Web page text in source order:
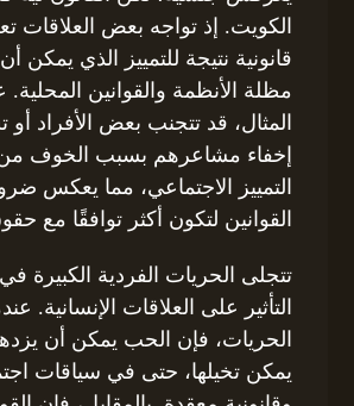
الكويت. إذ تواجه بعض العلاقات
قانونية نتيجة للتمييز الذي
مظلة الأنظمة والقوانين
المثال، قد تتجنب بعض الأفراد
إخفاء مشاعرهم بسبب الخوف من
التمييز الاجتماعي، مما يعكس
القوانين لتكون أكثر توافقًا مع
تتجلى الحريات الفردية الكبيرة
التأثير على العلاقات الإنسانية.
الحريات، فإن الحب يمكن أن
يمكن تخيلها، حتى في سياقات